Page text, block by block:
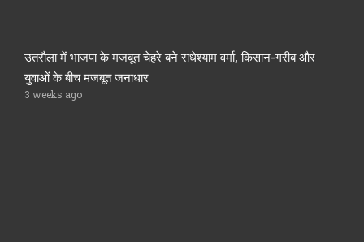
उतरौला में भाजपा के मजबूत चेहरे बने राधेश्याम वर्मा, किसान-गरीब और
युवाओं के बीच मजबूत जनाधार
3 weeks ago